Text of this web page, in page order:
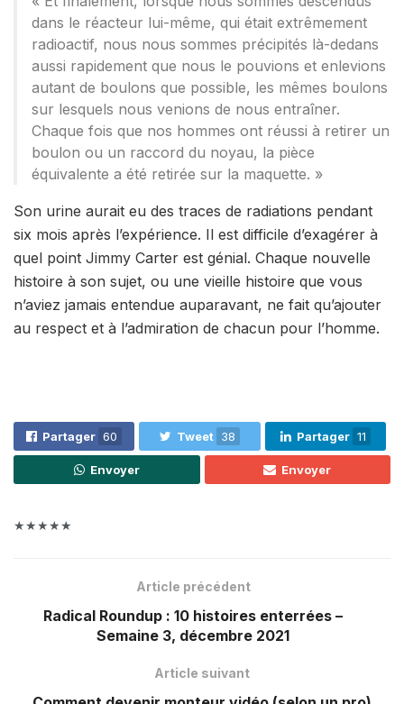
dans le réacteur lui-même, qui était extrêmement
radioactif, nous nous sommes précipités là-dedans
aussi rapidement que nous le pouvions et enlevions
autant de boulons que possible, les mêmes boulons
sur lesquels nous venions de nous entraîner.
Chaque fois que nos hommes ont réussi à retirer un
boulon ou un raccord du noyau, la pièce
équivalente a été retirée sur la maquette. »
Son urine aurait eu des traces de radiations pendant
six mois après l’expérience. Il est difficile d’exagérer à
quel point Jimmy Carter est génial. Chaque nouvelle
histoire à son sujet, ou une vieille histoire que vous
n’aviez jamais entendue auparavant, ne fait qu’ajouter
au respect et à l’admiration de chacun pour l’homme.
Partager 60 Tweet 38 Partager 11
Envoyer Envoyer
★★★★★
Article précédent
Radical Roundup : 10 histoires enterrées –
Semaine 3, décembre 2021
Article suivant